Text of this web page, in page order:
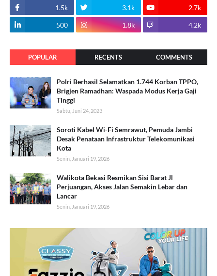
1.5k 3.1k 2.7k
500 1.8k 4.2k
POPULAR RECENTS COMMENTS
Polri Berhasil Selamatkan 1.744 Korban TPPO,
Brigjen Ramadhan: Waspada Modus Kerja Gaji
Tinggi
Sabtu, Juni 24, 2023
Soroti Kabel Wi-Fi Semrawut, Pemuda Jambi
Desak Penataan Infrastruktur Telekomunikasi
Kota
Senin, Januari 19, 2026
Walikota Bekasi Resmikan Sisi Barat Jl
Perjuangan, Akses Jalan Semakin Lebar dan
Lancar
Senin, Januari 19, 2026